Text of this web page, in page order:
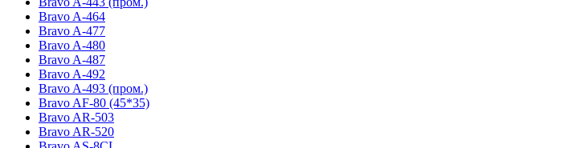
Bravo A-464
Bravo A-477
Bravo A-480
Bravo A-487
Bravo A-492
Bravo A-493 (пром.)
Bravo AF-80 (45*35)
Bravo AR-503
Bravo AR-520